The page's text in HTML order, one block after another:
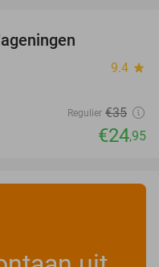
9.4 star
Regulier €35
€24,95